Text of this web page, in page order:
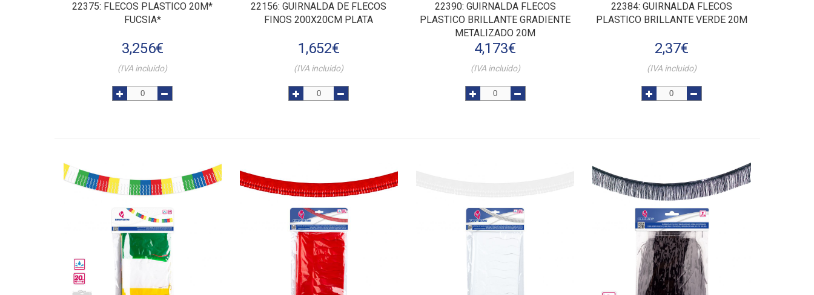
22375: FLECOS PLASTICO 20M*
FUCSIA*
3,256€
(IVA incluido)
22156: GUIRNALDA DE FLECOS
FINOS 200X20CM PLATA
1,652€
(IVA incluido)
22390: GUIRNALDA FLECOS
PLASTICO BRILLANTE GRADIENTE
METALIZADO 20M
4,173€
(IVA incluido)
22384: GUIRNALDA FLECOS
PLASTICO BRILLANTE VERDE 20M
2,37€
(IVA incluido)